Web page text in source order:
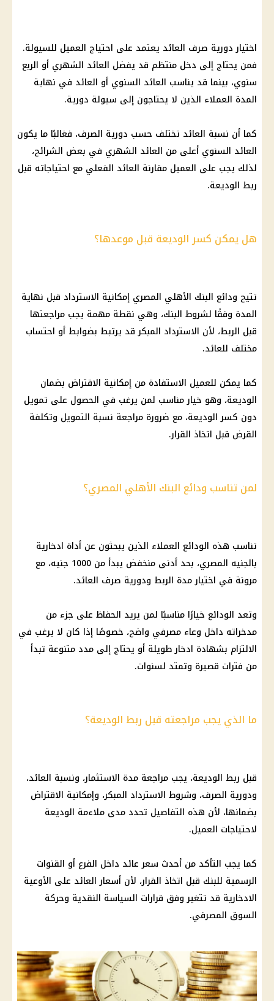
اختيار دورية صرف العائد يعتمد على احتياج العميل للسيولة.
فمن يحتاج إلى دخل منتظم قد يفضل العائد الشهري أو الربع
سنوي، بينما قد يناسب العائد السنوي أو العائد في نهاية
المدة العملاء الذين لا يحتاجون إلى سيولة دورية.
كما أن نسبة العائد تختلف حسب دورية الصرف، فغالبًا ما يكون
العائد السنوي أعلى من العائد الشهري في بعض الشرائح،
لذلك يجب على العميل مقارنة العائد الفعلي مع احتياجاته قبل
ربط الوديعة.
هل يمكن كسر الوديعة قبل موعدها؟
تتيح ودائع البنك الأهلي المصري إمكانية الاسترداد قبل نهاية
المدة وفقًا لشروط البنك، وهي نقطة مهمة يجب مراجعتها
قبل الربط، لأن الاسترداد المبكر قد يرتبط بضوابط أو احتساب
مختلف للعائد.
كما يمكن للعميل الاستفادة من إمكانية الاقتراض بضمان
الوديعة، وهو خيار مناسب لمن يرغب في الحصول على تمويل
دون كسر الوديعة، مع ضرورة مراجعة نسبة التمويل وتكلفة
القرض قبل اتخاذ القرار.
لمن تناسب ودائع البنك الأهلي المصري؟
تناسب هذه الودائع العملاء الذين يبحثون عن أداة ادخارية
بالجنيه المصري، بحد أدنى منخفض يبدأ من 1000 جنيه، مع
مرونة في اختيار مدة الربط ودورية صرف العائد.
وتعد الودائع خيارًا مناسبًا لمن يريد الحفاظ على جزء من
مدخراته داخل وعاء مصرفي واضح، خصوصًا إذا كان لا يرغب في
الالتزام بشهادة ادخار طويلة أو يحتاج إلى مدد متنوعة تبدأ
من فترات قصيرة وتمتد لسنوات.
ما الذي يجب مراجعته قبل ربط الوديعة؟
قبل ربط الوديعة، يجب مراجعة مدة الاستثمار، ونسبة العائد،
ودورية الصرف، وشروط الاسترداد المبكر، وإمكانية الاقتراض
بضمانها، لأن هذه التفاصيل تحدد مدى ملاءمة الوديعة
لاحتياجات العميل.
كما يجب التأكد من أحدث سعر عائد داخل الفرع أو القنوات
الرسمية للبنك قبل اتخاذ القرار، لأن أسعار العائد على الأوعية
الادخارية قد تتغير وفق قرارات السياسة النقدية وحركة
السوق المصرفي.